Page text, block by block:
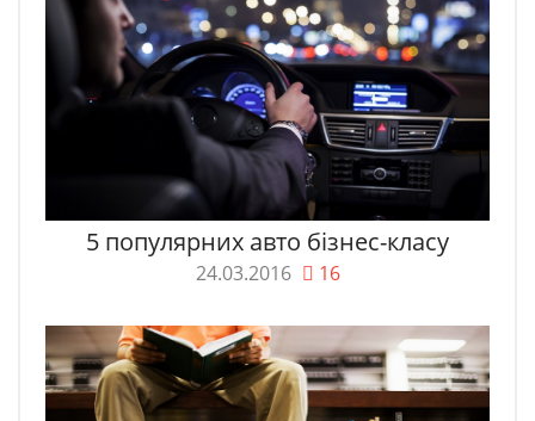
5 популярних авто бізнес-класу
24.03.2016 16